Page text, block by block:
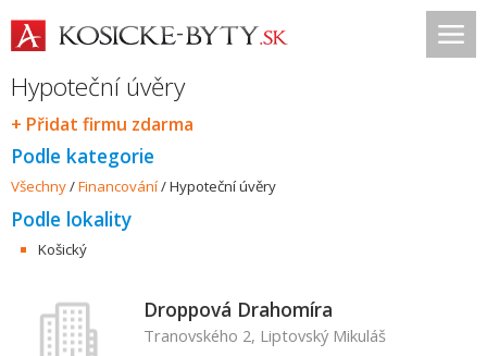
Hypoteční úvěry
+ Přidat firmu zdarma
Podle kategorie
Všechny/Financování/Hypoteční úvěry
Podle lokality
Košický
Droppová Drahomíra
Tranovského 2, Liptovský Mikuláš